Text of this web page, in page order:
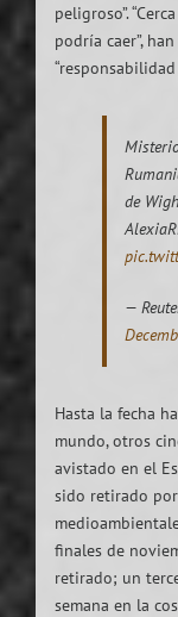
peligroso”.
podría caer”,
de
—
Hasta la fecha
mundo, otros
avistado en el
sido retirado
finales de
retirado; un
semana en la